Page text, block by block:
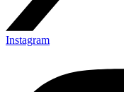
Instagram